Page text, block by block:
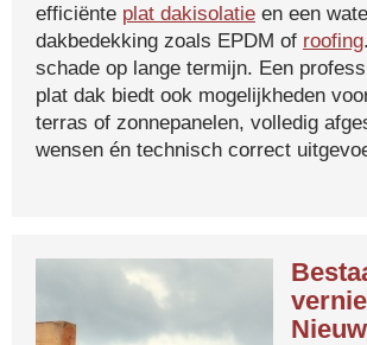
efficiënte plat dakisolatie en een
dakbedekking zoals EPDM of roofing
schade op lange termijn. Een
plat dak biedt ook mogelijkheden
terras of zonnepanelen, volledig
wensen én technisch correct